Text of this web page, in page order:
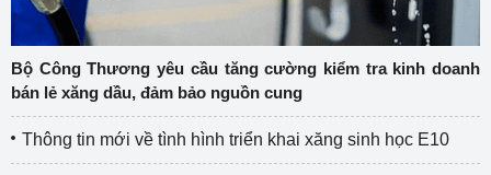
Bộ Công Thương yêu cầu tăng cường kiểm tra kinh doanh
bán lẻ xăng dầu, đảm bảo nguồn cung
Thông tin mới về tình hình triển khai xăng sinh học E10